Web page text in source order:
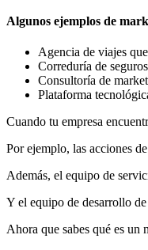
Algunos ejemplos de
Agencia de viajes
Correduría de
Consultoría de
Plataforma
Cuando tu empresa
Por ejemplo, las acciones
Además, el equipo de
Y el equipo de desarrollo
Ahora que sabes qué es